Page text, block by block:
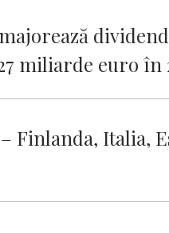
miliarde euro în
Finlanda, Italia,